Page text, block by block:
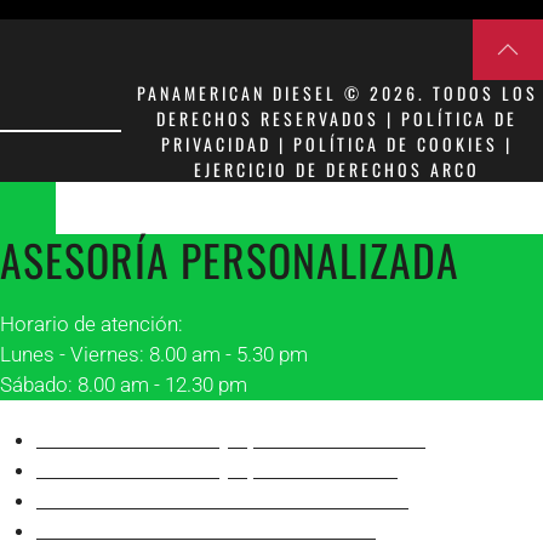
PANAMERICAN DIESEL © 2026. TODOS LOS
DERECHOS RESERVADOS | POLÍTICA DE
PRIVACIDAD | POLÍTICA DE COOKIES |
EJERCICIO DE DERECHOS ARCO
ASESORÍA PERSONALIZADA
Horario de atención:
Lunes - Viernes: 8.00 am - 5.30 pm
Sábado: 8.00 am - 12.30 pm